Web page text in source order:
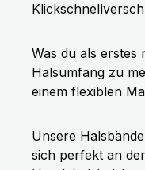
Was du als erstes
Halsumfang zu
einem flexiblen
Unsere
sich perfekt an